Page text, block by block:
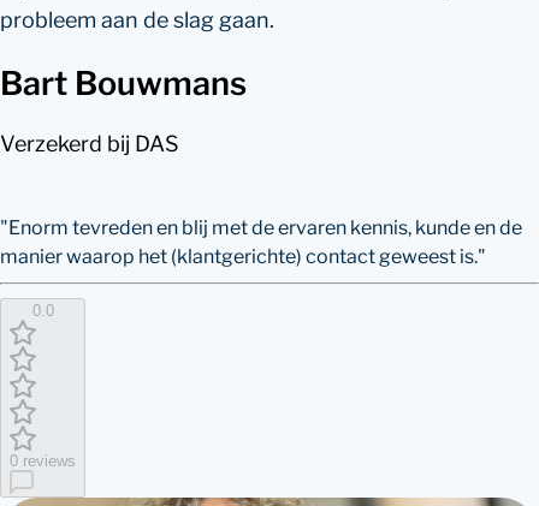
probleem aan de slag gaan.
Bart Bouwmans
Verzekerd bij DAS
"Enorm tevreden en blij met de ervaren kennis, kunde en de
manier waarop het (klantgerichte) contact geweest is."
0.0
0 reviews